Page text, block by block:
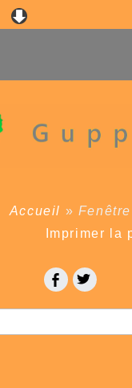
Accueil »
Imprimer la